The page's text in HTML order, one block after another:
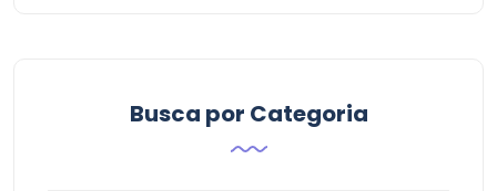
Busca por Categoria